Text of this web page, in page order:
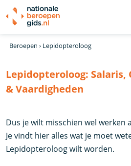
Beroepen › Lepidopteroloog
Lepidopteroloog: Salaris,
& Vaardigheden
Dus je wilt misschien wel werken
Je vindt hier alles wat je moet
Lepidopteroloog wilt worden.